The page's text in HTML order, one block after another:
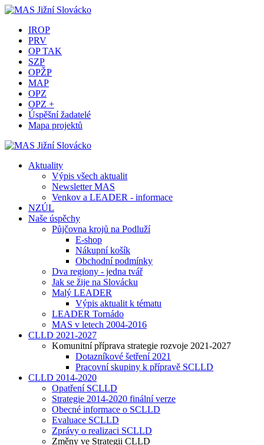
IROP
PRV
OP TAK
SZP
OPŽP
MAP
OPZ
OPZ +
Úspěšní žadatelé
Mapa projektů
Aktuality
Výpis všech aktualit
Newsletter MAS
Venkov a LEADER - informace
NZÚL
Naše úspěchy
Půjčovna krojů na Podluží
E-shop
Nákupní košík
Obchodní podmínky
Dva regiony - jedna tvář
Jak se žije na Slovácku
Malý LEADER
Výpis aktualit k tématu
LEADER Tornádo
MAS v letech 2004-2016
CLLD 2021-2027
Komunitní příprava strategie rozvoje 2021-2027
Dotazníkové šetření 2021
Pracovní skupiny k přípravě SCLLD
CLLD 2014-2020
Opatření SCLLD
Strategie 2014-2020 finální verze
Obecné informace o SCLLD
Evaluace SCLLD
Zprávy o realizaci SCLLD
Změny ve Strategii CLLD